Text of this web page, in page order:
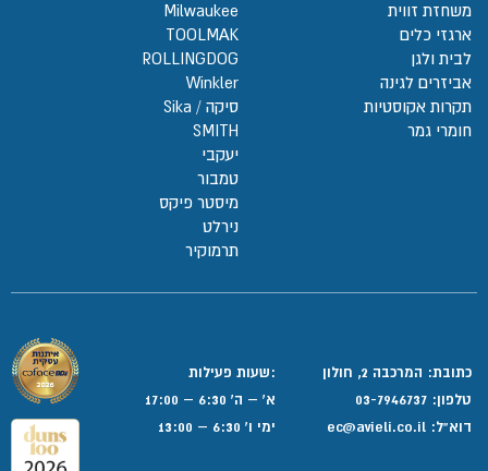
משחזת זווית
ארגזי כלים
לבית ולגן
אביזרים לגינה
תקרות אקוסטיות
חומרי גמר
Milwaukee
TOOLMAK
ROLLINGDOG
Winkler
סיקה / Sika
SMITH
יעקבי
טמבור
מיסטר פיקס
נירלט
תרמוקיר
כתובת: המרכבה 2, חולון
טלפון: 03-7946737
דוא”ל:
:שעות פעילות
א' – ה' 6:30 – 17:00
ימי ו' 6:30 – 13:00